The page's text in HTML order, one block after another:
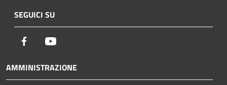
SEGUICI SU
Facebook
AMMINISTRAZIONE